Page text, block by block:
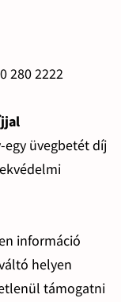
280 2222
egy üvegbetét díj
információ
helyen
támogatni